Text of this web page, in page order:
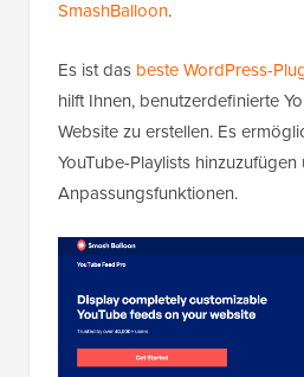
SmashBalloon.
Es ist das beste WordPress-
hilft Ihnen, benutzerdefinierte
Website zu erstellen. Es
YouTube-Playlists
Anpassungsfunktionen.